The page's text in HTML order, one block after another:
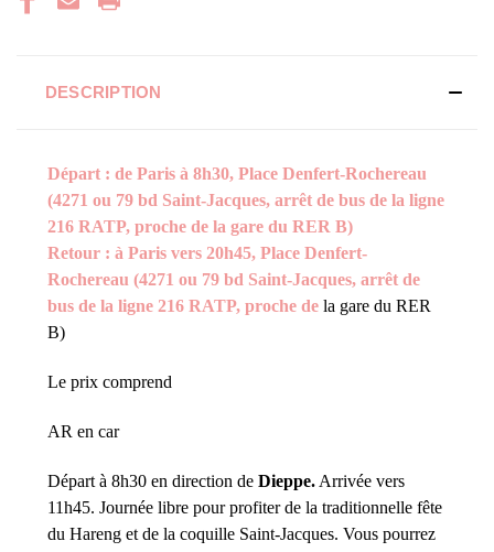
DESCRIPTION
Départ : de Paris à 8h30, Place Denfert-Rochereau
(4271 ou 79 bd Saint-Jacques, arrêt de bus de la ligne
216 RATP, proche de la gare du RER B)
Retour : à Paris vers 20h45, Place Denfert-
Rochereau (4271 ou 79 bd Saint-Jacques, arrêt de
bus de la ligne 216 RATP, proche de la gare du RER
B)
Le prix comprend
AR en car
Départ à 8h30 en direction de Dieppe. Arrivée vers
11h45. Journée libre pour profiter de la traditionnelle fête
du Hareng et de la coquille Saint-Jacques. Vous pourrez